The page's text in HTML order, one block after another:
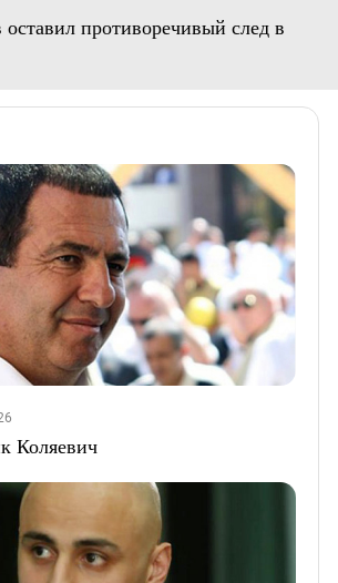
противоречивый след в
Коляевич